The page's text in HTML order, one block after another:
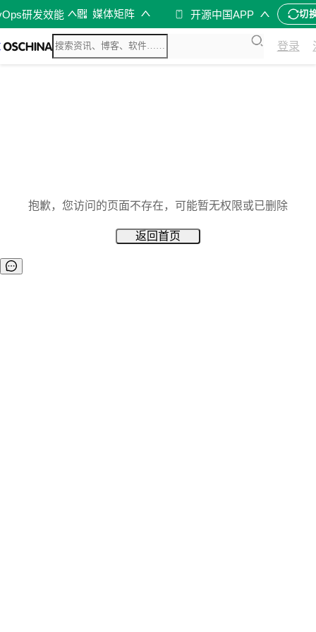
研发效能 媒体矩阵 开源中国APP 切
登录
抱歉，您访问的页面不存在，可能暂无权限或已删除
返回首页